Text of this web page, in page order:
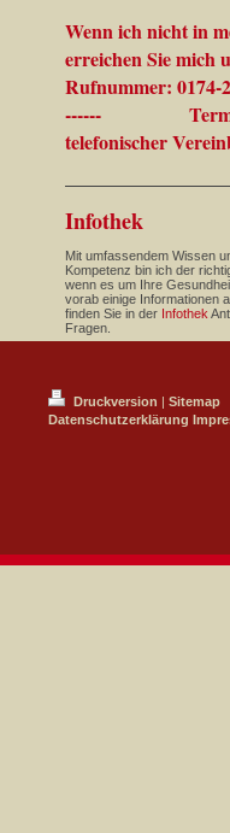
Wenn ich nicht in
erreichen Sie mich
Rufnummer: 0174-
------
telefonischer
Infothek
Mit umfassendem Wissen
Kompetenz bin ich der
wenn es um Ihre
vorab einige Informationen
finden Sie in der Infothek
Fragen.
Druckversion | Sitemap
Datenschutzerklärung